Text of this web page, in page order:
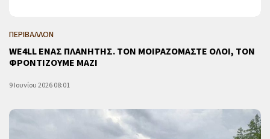
ΠΕΡΙΒΑΛΛΟΝ
WE4LL ΕΝΑΣ ΠΛΑΝΗΤΗΣ. ΤΟΝ ΜΟΙΡΑΖΟΜΑΣΤΕ ΟΛΟΙ, ΤΟΝ
ΦΡΟΝΤΙΖΟΥΜΕ ΜΑΖΙ
9 Ιουνίου 2026 08:01